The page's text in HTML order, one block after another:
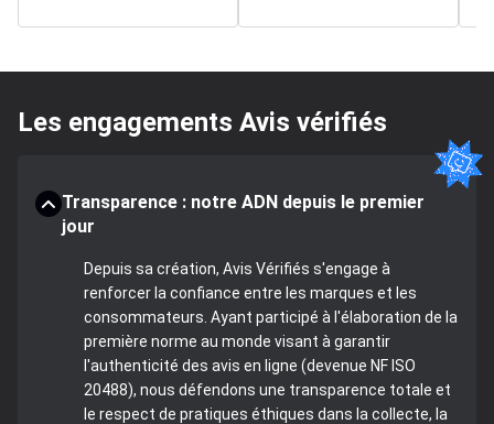
Les engagements Avis vérifiés
Transparence : notre ADN depuis le premier
jour
Depuis sa création, Avis Vérifiés s'engage à
renforcer la confiance entre les marques et les
consommateurs. Ayant participé à l'élaboration de la
première norme au monde visant à garantir
l'authenticité des avis en ligne (devenue NF ISO
20488), nous défendons une transparence totale et
le respect de pratiques éthiques dans la collecte, la